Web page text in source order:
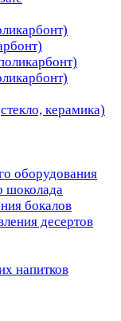
керамика)
оборудования
шоколада
бокалов
десертов
напитков